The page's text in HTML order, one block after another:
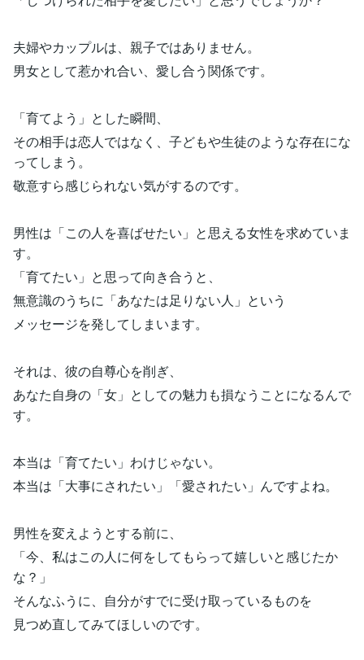
夫婦やカップルは、親子ではありません。
男女として惹かれ合い、愛し合う関係です。
「育てよう」とした瞬間、
その相手は恋人ではなく、子どもや生徒のような存在にな
ってしまう。
敬意すら感じられない気がするのです。
男性は「この人を喜ばせたい」と思える女性を求めていま
す。
「育てたい」と思って向き合うと、
無意識のうちに「あなたは足りない人」という
メッセージを発してしまいます。
それは、彼の自尊心を削ぎ、
あなた自身の「女」としての魅力も損なうことになるんで
す。
本当は「育てたい」わけじゃない。
本当は「大事にされたい」「愛されたい」んですよね。
男性を変えようとする前に、
「今、私はこの人に何をしてもらって嬉しいと感じたか
な？」
そんなふうに、自分がすでに受け取っているものを
見つめ直してみてほしいのです。